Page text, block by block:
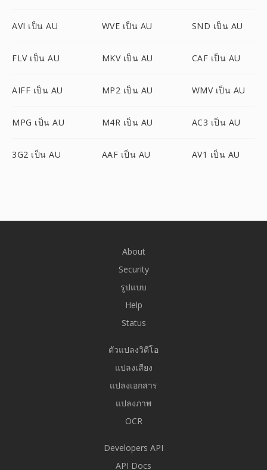
AVI เป็น AU WVE เป็น AU SND เป็น AU
FLV เป็น AU MKV เป็น AU CAF เป็น AU
AIFF เป็น AU MP2 เป็น AU WMV เป็น AU
MPG เป็น AU M4R เป็น AU AC3 เป็น AU
3G2 เป็น AU AAF เป็น AU AV1 เป็น AU
About
Security
รูปแบบ
Help
Status
ตัวแปลงวิดีโอ
แปลงเสียง
แปลงเอกสาร
แปลงภาพ
OCR
Developers API
API Docs